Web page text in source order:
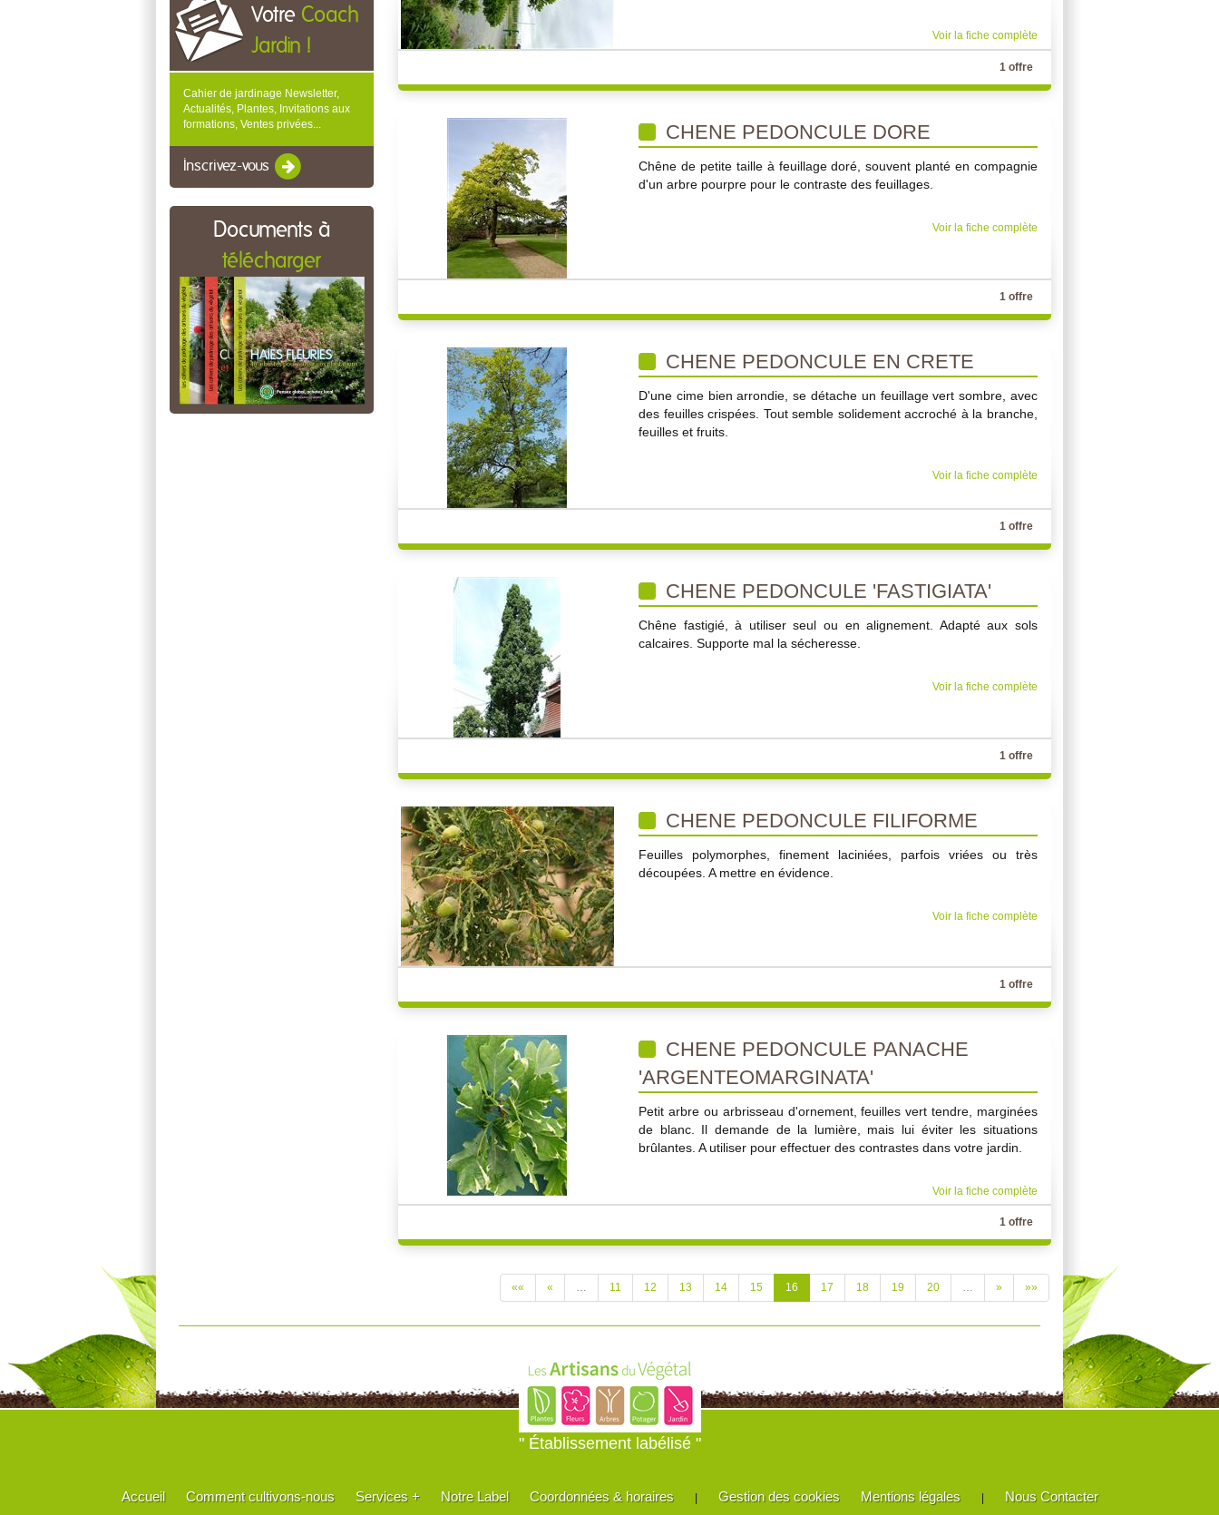
Votre Coach
Jardin !
Cahier de jardinage Newsletter,
Actualités, Plantes, Invitations aux
formations, Ventes privées...
Inscrivez-vous
Documents à
télécharger
Voir la fiche complète
1 offre
CHENE PEDONCULE DORE
Chêne de petite taille à feuillage doré, souvent planté en compagnie
d'un arbre pourpre pour le contraste des feuillages.
Voir la fiche complète
1 offre
CHENE PEDONCULE EN CRETE
D'une cime bien arrondie, se détache un feuillage vert sombre, avec
des feuilles crispées. Tout semble solidement accroché à la branche,
feuilles et fruits.
Voir la fiche complète
1 offre
CHENE PEDONCULE 'FASTIGIATA'
Chêne fastigié, à utiliser seul ou en alignement. Adapté aux sols
calcaires. Supporte mal la sécheresse.
Voir la fiche complète
1 offre
CHENE PEDONCULE FILIFORME
Feuilles polymorphes, finement laciniées, parfois vriées ou très
découpées. A mettre en évidence.
Voir la fiche complète
1 offre
CHENE PEDONCULE PANACHE
'ARGENTEOMARGINATA'
Petit arbre ou arbrisseau d'ornement, feuilles vert tendre, marginées
de blanc. Il demande de la lumière, mais lui éviter les situations
brûlantes. A utiliser pour effectuer des contrastes dans votre jardin.
Voir la fiche complète
1 offre
«« « … 11 12 13 14 15 16 17 18 19 20 … » »»
" Établissement labélisé "
Accueil Comment cultivons-nous Services + Notre Label Coordonnées & horaires Gestion des cookies Mentions légales Nous Contacter